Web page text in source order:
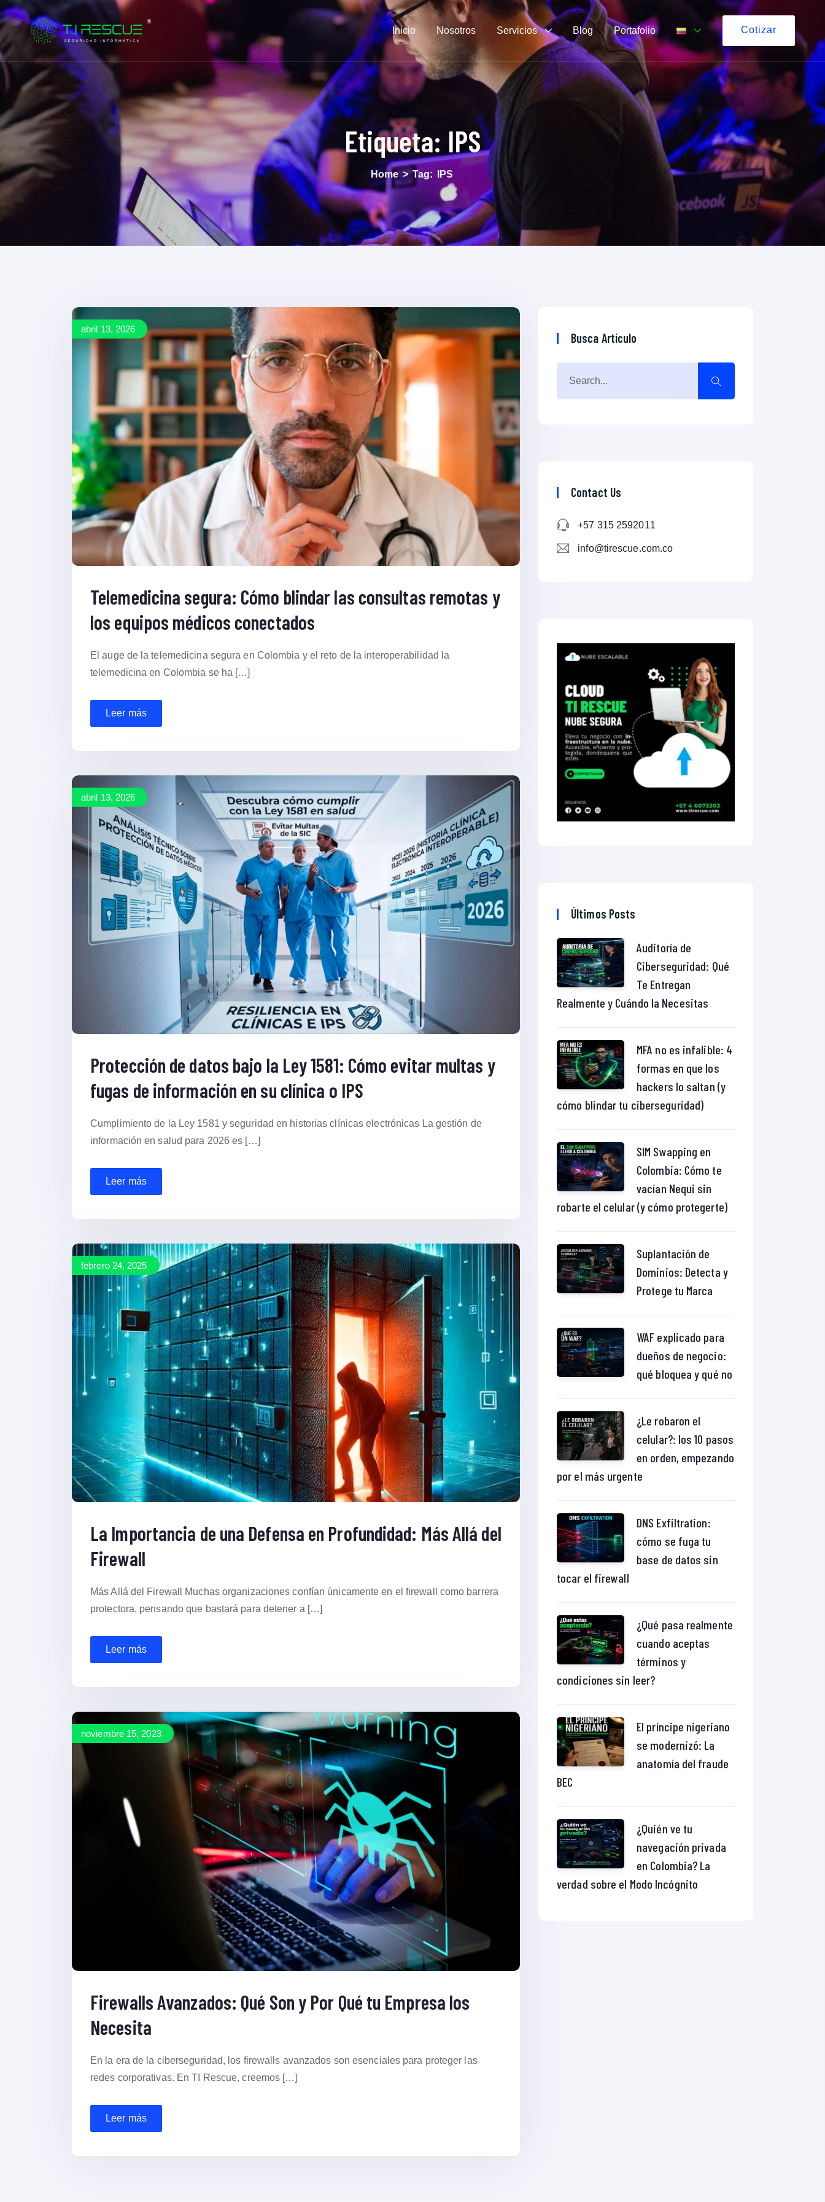
Inicio Nosotros Servicios Blog Portafolio Cotizar
Etiqueta: IPS
Home >Tag: IPS
abril 13, 2026
Telemedicina segura: Cómo blindar las consultas remotas y
los equipos médicos conectados
El auge de la telemedicina segura en Colombia y el reto de la interoperabilidad la
telemedicina en Colombia se ha […]
Leer más
abril 13, 2026
Protección de datos bajo la Ley 1581: Cómo evitar multas y
fugas de información en su clínica o IPS
Cumplimiento de la Ley 1581 y seguridad en historias clínicas electrónicas La gestión de
información en salud para 2026 es […]
Leer más
febrero 24, 2025
La Importancia de una Defensa en Profundidad: Más Allá del
Firewall
Más Allá del Firewall Muchas organizaciones confían únicamente en el firewall como barrera
protectora, pensando que bastará para detener a […]
Leer más
noviembre 15, 2023
Firewalls Avanzados: Qué Son y Por Qué tu Empresa los
Necesita
En la era de la ciberseguridad, los firewalls avanzados son esenciales para proteger las
redes corporativas. En TI Rescue, creemos […]
Leer más
Busca Artículo
Contact Us
+57 315 2592011
info@tirescue.com.co
Últimos Posts
Auditoría de
Ciberseguridad: Qué
Te Entregan
Realmente y Cuándo la Necesitas
MFA no es infalible: 4
formas en que los
hackers lo saltan (y
cómo blindar tu ciberseguridad)
SIM Swapping en
Colombia: Cómo te
vacían Nequi sin
robarte el celular (y cómo protegerte)
Suplantación de
Dominios: Detecta y
Protege tu Marca
WAF explicado para
dueños de negocio:
qué bloquea y qué no
¿Le robaron el
celular?: los 10 pasos
en orden, empezando
por el más urgente
DNS Exfiltration:
cómo se fuga tu
base de datos sin
tocar el firewall
¿Qué pasa realmente
cuando aceptas
términos y
condiciones sin leer?
El príncipe nigeriano
se modernizó: La
anatomía del fraude
BEC
¿Quién ve tu
navegación privada
en Colombia? La
verdad sobre el Modo Incógnito